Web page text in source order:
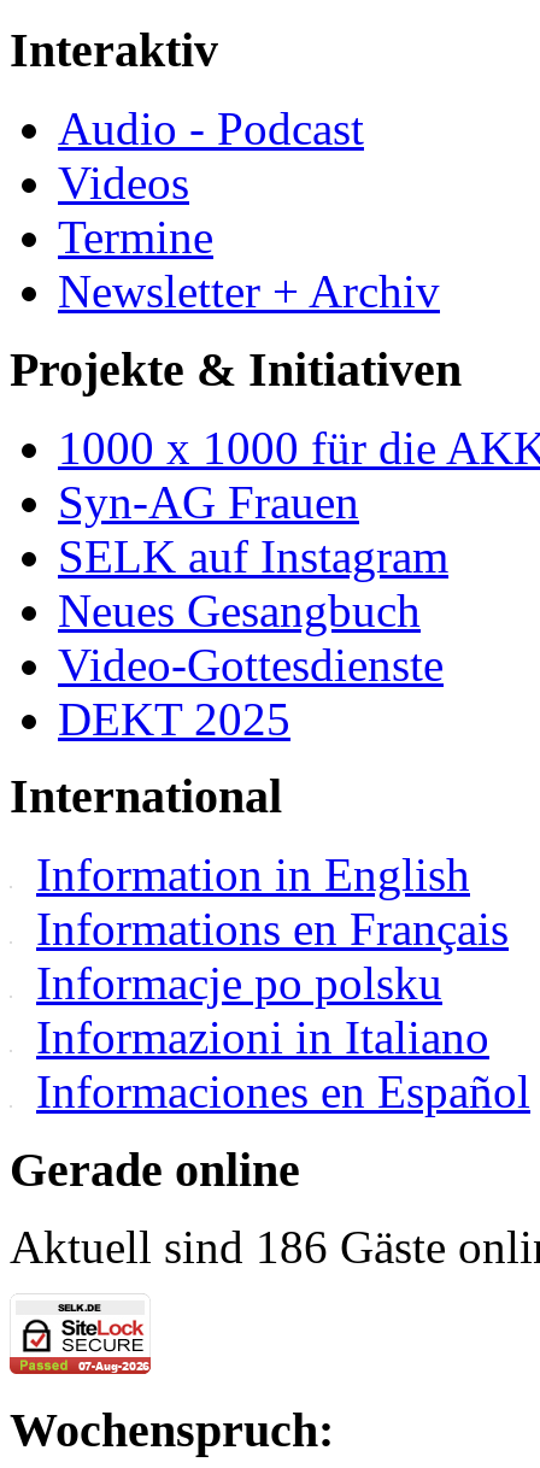
Interaktiv
Audio - Podcast
Videos
Termine
Newsletter + Archiv
Projekte & Initiativen
1000 x 1000 für die
Syn-AG Frauen
SELK auf Instagram
Neues Gesangbuch
Video-Gottesdienste
DEKT 2025
International
Information in English
Informations en Français
Informacje po polsku
Informazioni in Italiano
Informaciones en Español
Gerade online
Aktuell sind 186 Gäste
Wochenspruch: